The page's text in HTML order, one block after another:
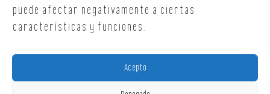
puede afectar negativamente a ciertas
características y funciones.
Acepto